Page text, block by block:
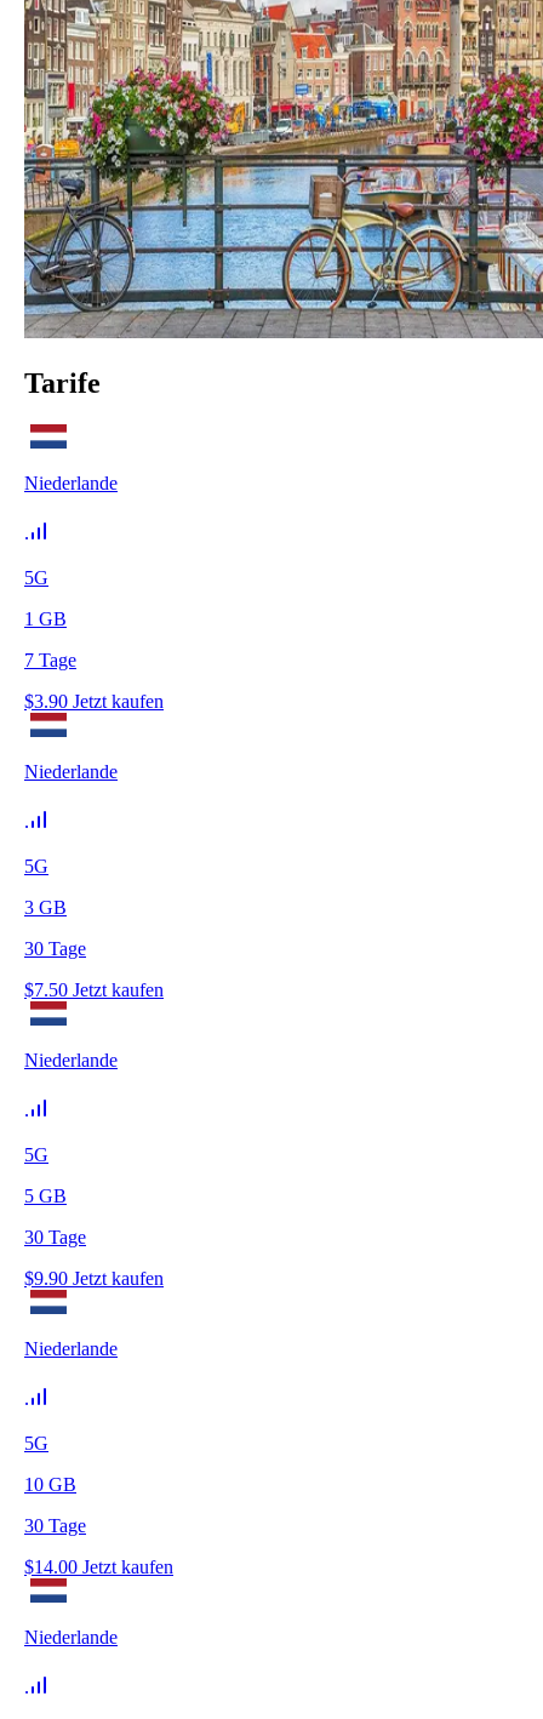
Tarife
Niederlande
5G
1 GB
7 Tage
$3.90 Jetzt kaufen
Niederlande
5G
3 GB
30 Tage
$7.50 Jetzt kaufen
Niederlande
5G
5 GB
30 Tage
$9.90 Jetzt kaufen
Niederlande
5G
10 GB
30 Tage
$14.00 Jetzt kaufen
Niederlande